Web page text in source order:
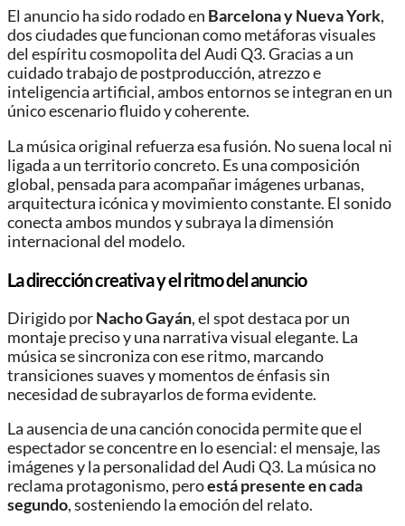
El anuncio ha sido rodado en Barcelona y Nueva York,
dos ciudades que funcionan como metáforas visuales
del espíritu cosmopolita del Audi Q3. Gracias a un
cuidado trabajo de postproducción, atrezzo e
inteligencia artificial, ambos entornos se integran en un
único escenario fluido y coherente.
La música original refuerza esa fusión. No suena local ni
ligada a un territorio concreto. Es una composición
global, pensada para acompañar imágenes urbanas,
arquitectura icónica y movimiento constante. El sonido
conecta ambos mundos y subraya la dimensión
internacional del modelo.
La dirección creativa y el ritmo del anuncio
Dirigido porNacho Gayán, el spot destaca por un
montaje preciso y una narrativa visual elegante. La
música se sincroniza con ese ritmo, marcando
transiciones suaves y momentos de énfasis sin
necesidad de subrayarlos de forma evidente.
La ausencia de una canción conocida permite que el
espectador se concentre en lo esencial: el mensaje, las
imágenes y la personalidad del Audi Q3. La música no
reclama protagonismo, peroestá presente en cada
segundo, sosteniendo la emoción del relato.